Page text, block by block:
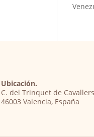
Ubicación.
C. del Trinquet de
46003 Valencia, España